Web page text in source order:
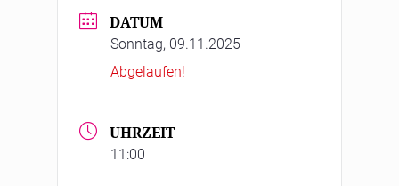
DATUM
Sonntag, 09.11.2025
Abgelaufen!
UHRZEIT
11:00